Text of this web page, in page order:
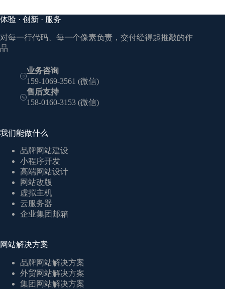
体验 · 创新 · 服务
对每一行代码、每一个像素负责，交付经得起推敲的作
品
业务咨询
159-1069-3561 (微信)
售后支持
158-0160-3153 (微信)
我们能做什么
品牌网站建设
小程序开发
高端网站设计
网站改版
虚拟主机
云服务器
企业集团邮箱
网站解决方案
品牌网站解决方案
外贸网站解决方案
集团网站解决方案